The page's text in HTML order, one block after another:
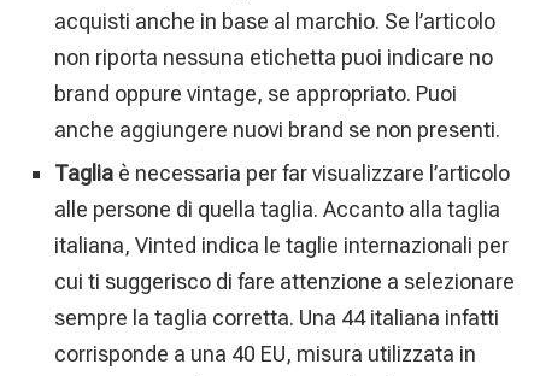
acquisti anche in base al marchio. Se l’articolo
non riporta nessuna etichetta puoi indicare no
brand oppure vintage, se appropriato. Puoi
anche aggiungere nuovi brand se non presenti.
Taglia è necessaria per far visualizzare l’articolo
alle persone di quella taglia. Accanto alla taglia
italiana, Vinted indica le taglie internazionali per
cui ti suggerisco di fare attenzione a selezionare
sempre la taglia corretta. Una 44 italiana infatti
corrisponde a una 40 EU, misura utilizzata in